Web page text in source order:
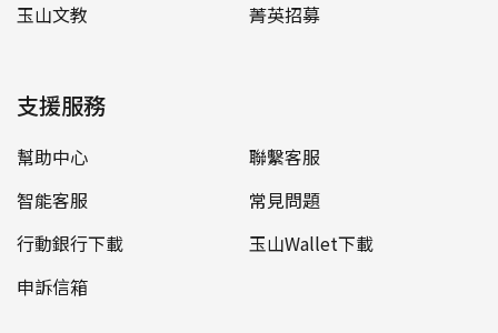
玉山文教
菁英招募
支援服務
幫助中心
聯繫客服
智能客服
常見問題
行動銀行下載
玉山Wallet下載
申訴信箱